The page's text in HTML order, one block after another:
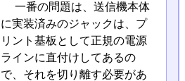
一番の問題は、送信機本体
に実装済みのジャックは、プ
リント基板として正規の電源
ラインに直付けしてあるの
で、それを切り離す必要があ